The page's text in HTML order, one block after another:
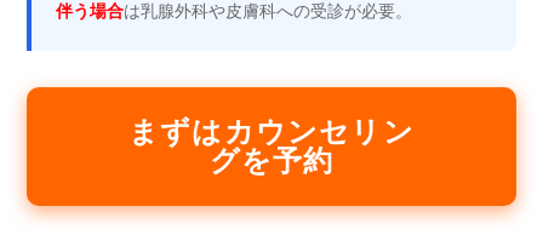
伴う場合は乳腺外科や皮膚科への受診が必要。
まずはカウンセリン
グを予約